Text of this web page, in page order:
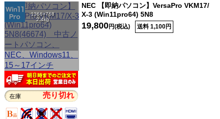
1366×768
2.4kg
在庫 売り切れ
NEC 【即納パソコン】VersaPro VKM17/
X-3 (Win11pro64) 5N8
19,800円(税込) 送料 1,100円